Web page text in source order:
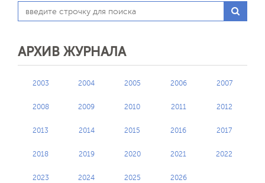
АРХИВ ЖУРНАЛА
2003 2004 2005 2006 2007
2008 2009 2010 2011 2012
2013 2014 2015 2016 2017
2018 2019 2020 2021 2022
2023 2024 2025 2026